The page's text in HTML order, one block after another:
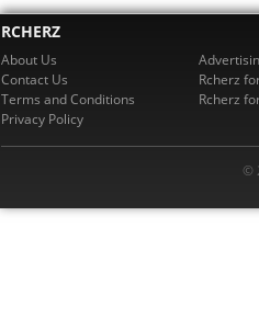
RCHERZ
About Us
Contact Us
Terms and Conditions
Privacy Policy
Rcherz
Rcherz
©